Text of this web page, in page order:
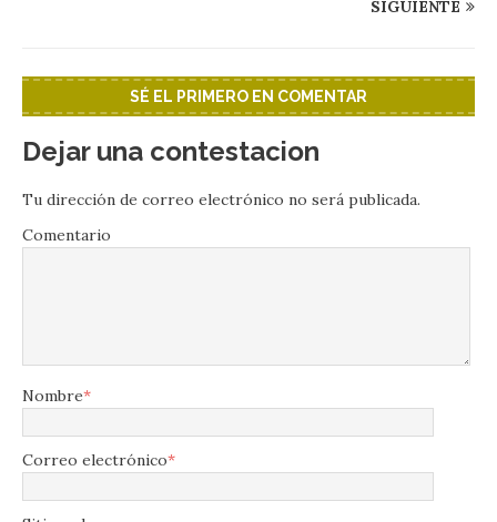
SIGUIENTE
SÉ EL PRIMERO EN COMENTAR
Dejar una contestacion
Tu dirección de correo electrónico no será publicada.
Comentario
Nombre*
Correo electrónico*